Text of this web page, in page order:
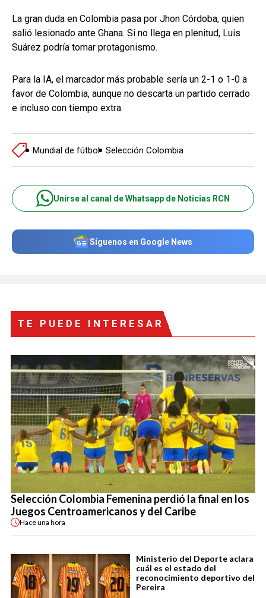
La gran duda en Colombia pasa por Jhon Córdoba, quien
salió lesionado ante Ghana. Si no llega en plenitud, Luis
Suárez podría tomar protagonismo.
Para la IA, el marcador más probable sería un 2-1 o 1-0 a
favor de Colombia, aunque no descarta un partido cerrado
e incluso con tiempo extra.
Mundial de fútbol Selección Colombia
Unirse al canal de Whatsapp de Noticias RCN
Síguenos en Google News
TE PUEDE INTERESAR
Selección Colombia Femenina perdió la final en los
Juegos Centroamericanos y del Caribe
Haceuna hora
Ministerio del Deporte aclara
cuál es el estado del
reconocimiento deportivo del
Pereira